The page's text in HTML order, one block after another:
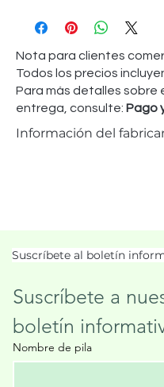
Nota para clientes
Todos los precios
Para más detalles sobre
entrega, consulte: Pago
Información del
Suscríbete al boletín
Suscríbete a
boletín
Nombre de pila